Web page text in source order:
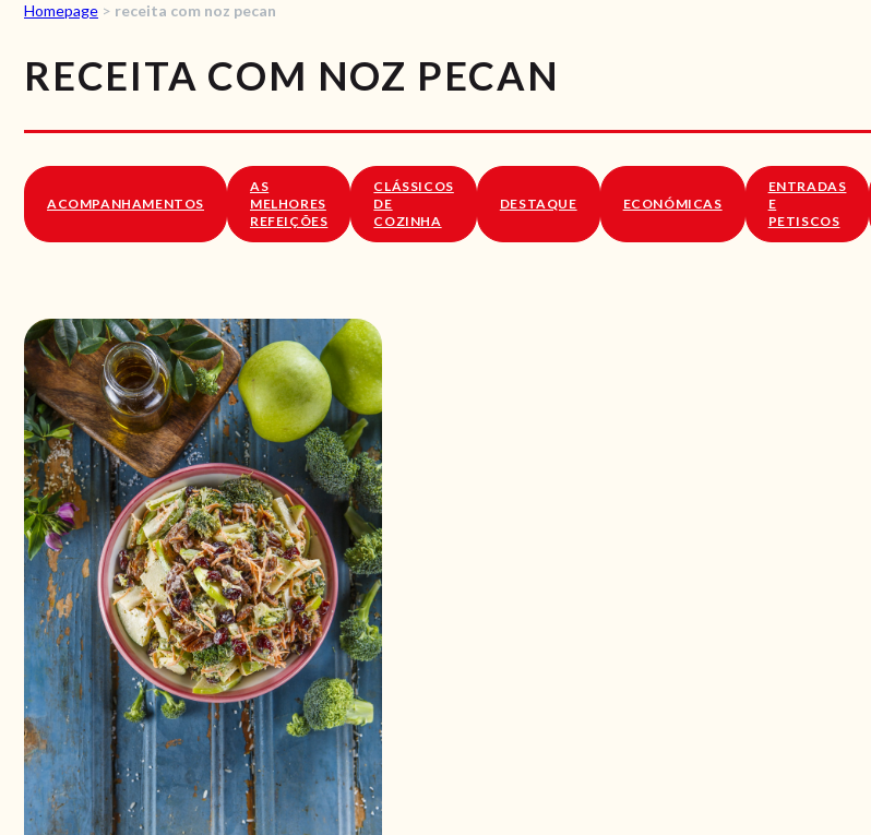
SOBRE NÓS
Homepage > receita com noz pecan
RECEITA COM NOZ PECAN
ACOMPANHAMENTOS
AS
MELHORES
REFEIÇÕES
CLÁSSICOS
DE
COZINHA
DESTAQUE ECONÓMICAS
ENTRADAS
E
PETISCOS